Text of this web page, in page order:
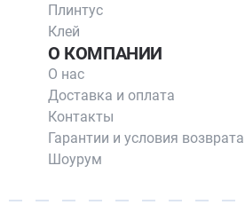
Плинтус
Клей
О КОМПАНИИ
О нас
Доставка и оплата
Контакты
Гарантии и условия возврата
Шоурум